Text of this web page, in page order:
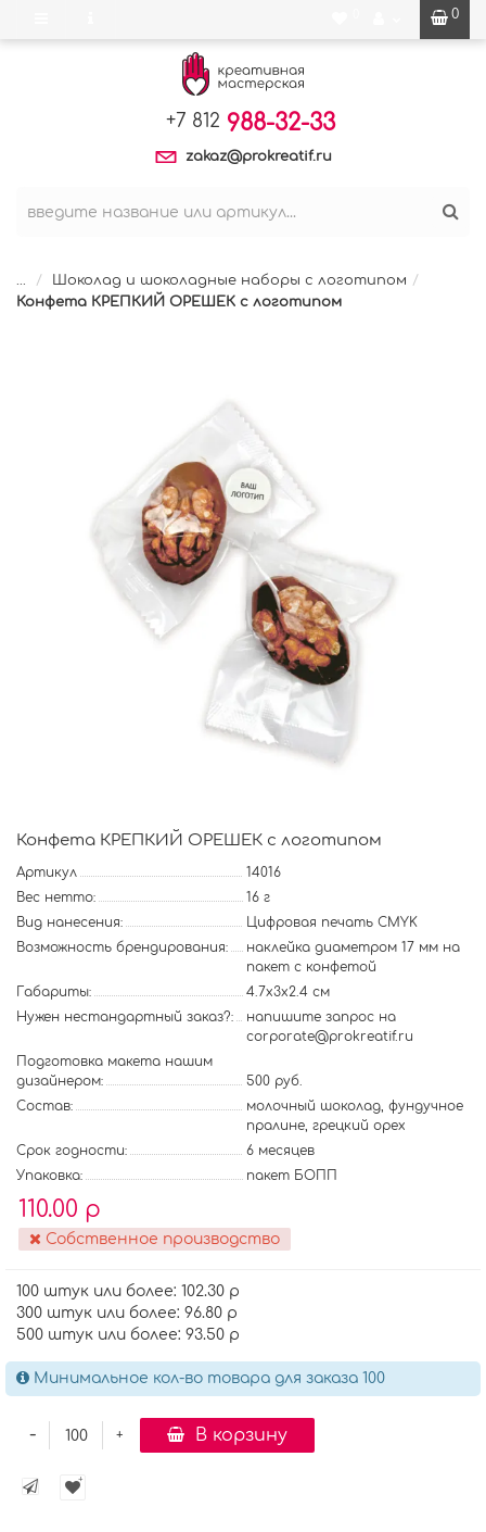
0
+7 812 988-32-33
zakaz@prokreatif.ru
...
Шоколад и шоколадные наборы с логотипом
Конфета КРЕПКИЙ ОРЕШЕК с логотипом
Конфета КРЕПКИЙ ОРЕШЕК с логотипом
Артикул
14016
Вес нетто:
16 г
Вид нанесения:
Цифровая печать CMYK
Возможность брендирования:
наклейка диаметром 17 мм на
пакет с конфетой
Габариты:
4.7х3х2.4 см
Нужен нестандартный заказ?:
напишите запрос на
corporate@prokreatif.ru
Подготовка макета нашим
дизайнером:
500 руб.
Состав:
молочный шоколад, фундучное
пралине, грецкий орех
Срок годности:
6 месяцев
Упаковка:
пакет БОПП
110.00 р
Собственное производство
100 штук или более: 102.30 р
300 штук или более: 96.80 р
500 штук или более: 93.50 р
Минимальное кол-во товара для заказа 100
+
- В корзину